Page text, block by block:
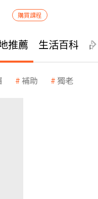
購買課程
推薦 生活百科
補助 獨老